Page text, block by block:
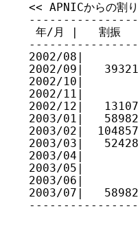
<< APNICからの割
年/月 |   割振
2002/08|
2002/09|
2002/10|
2002/11|
2002/12|
2003/01|
2003/02|
2003/03|
2003/04|
2003/05|
2003/06|
2003/07|